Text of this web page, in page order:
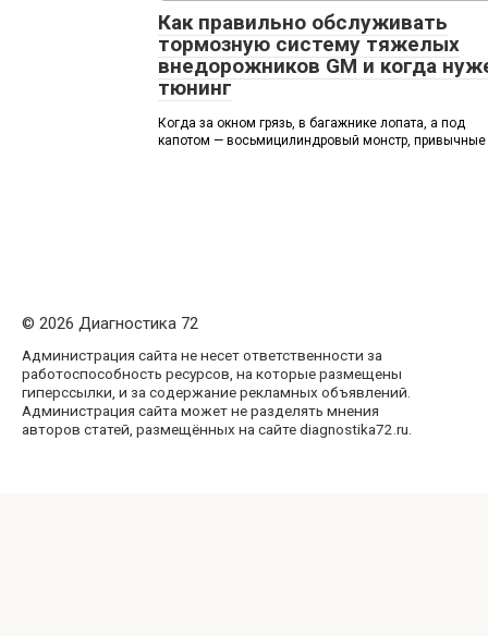
Как правильно обслуживать
тормозную систему тяжелых
внедорожников GM и когда
тюнинг
Когда за окном грязь, в багажнике лопата, а под
капотом — восьмицилиндровый монстр, привычные
© 2026 Диагностика 72
Администрация сайта не несет ответственности за
работоспособность ресурсов, на которые размещены
гиперссылки, и за содержание рекламных объявлений.
Администрация сайта может не разделять мнения
авторов статей, размещённых на сайте diagnostika72.ru.